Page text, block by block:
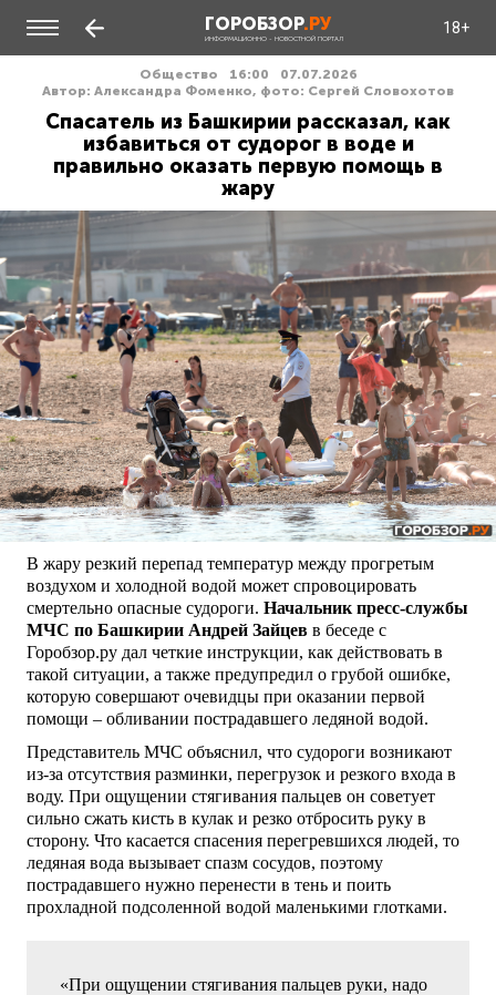
ГОРОБЗОР.РУ
ИНФОРМАЦИОННО - НОВОСТНОЙ ПОРТАЛ
18+
Общество 16:00
07.07.2026
Автор: Александра Фоменко, фото: Сергей Словохотов
Спасатель из Башкирии рассказал, как
избавиться от судорог в воде и
правильно оказать первую помощь в
жару
В жару резкий перепад температур между прогретым
воздухом и холодной водой может спровоцировать
смертельно опасные судороги. Начальник пресс-службы
МЧС по Башкирии Андрей Зайцев в беседе с
Горобзор.ру дал четкие инструкции, как действовать в
такой ситуации, а также предупредил о грубой ошибке,
которую совершают очевидцы при оказании первой
помощи – обливании пострадавшего ледяной водой.
Представитель МЧС объяснил, что судороги возникают
из-за отсутствия разминки, перегрузок и резкого входа в
воду. При ощущении стягивания пальцев он советует
сильно сжать кисть в кулак и резко отбросить руку в
сторону. Что касается спасения перегревшихся людей, то
ледяная вода вызывает спазм сосудов, поэтому
пострадавшего нужно перенести в тень и поить
прохладной подсоленной водой маленькими глотками.
«При ощущении стягивания пальцев руки, надо